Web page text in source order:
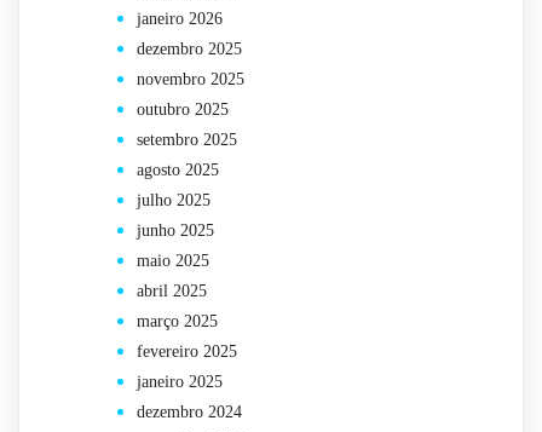
janeiro 2026
dezembro 2025
novembro 2025
outubro 2025
setembro 2025
agosto 2025
julho 2025
junho 2025
maio 2025
abril 2025
março 2025
fevereiro 2025
janeiro 2025
dezembro 2024